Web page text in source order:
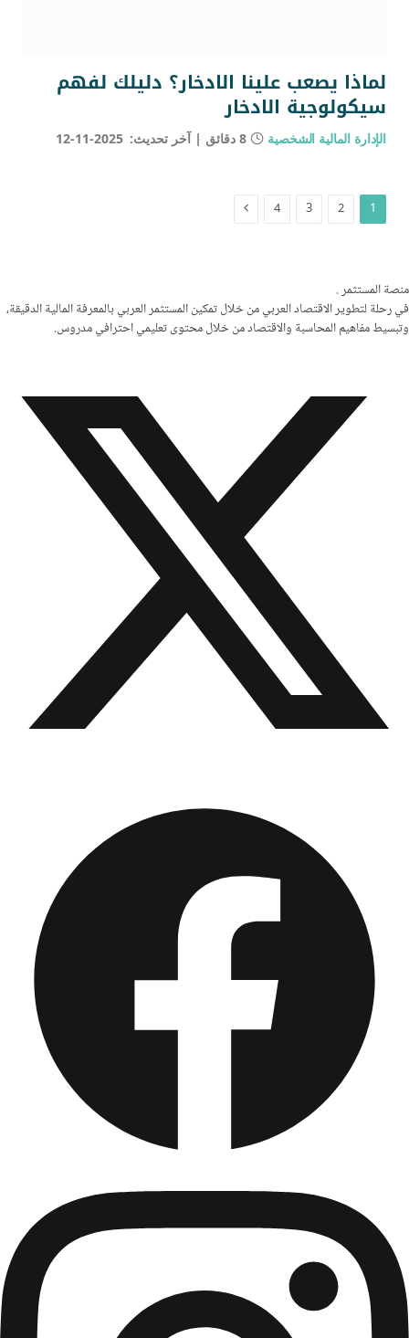
لماذا يصعب علينا الادخار؟ دليلك لفهم
سيكولوجية الادخار
الإدارة المالية الشخصية 8 دقائق آخر تحديث: 2025-11-12
1
2
3
4 التالي
منصة المستثمر.
في رحلة لتطوير الاقتصاد العربي من خلال تمكين المستثمر العربي بالمعرفة المالية الدقيقة،
وتبسيط مفاهيم المحاسبة والاقتصاد من خلال محتوى تعليمي احترافي مدروس.